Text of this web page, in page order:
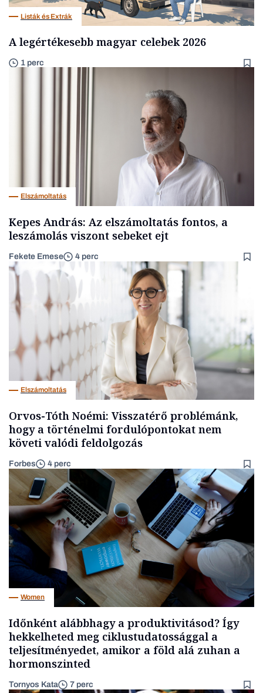
Listák és Extrák
A legértékesebb magyar celebek 2026
1 perc
Elszámoltatás
Kepes András: Az elszámoltatás fontos, a
leszámolás viszont sebeket ejt
Fekete Emese 4 perc
Elszámoltatás
Orvos-Tóth Noémi: Visszatérő problémánk,
hogy a történelmi fordulópontokat nem
követi valódi feldolgozás
Forbes 4 perc
Women
Időnként alábbhagy a produktivitásod? Így
hekkelheted meg ciklustudatossággal a
teljesítményedet, amikor a föld alá zuhan a
hormonszinted
Tornyos Kata 7 perc